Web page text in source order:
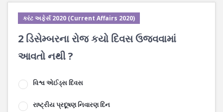
કરંટ અફેર્સ 2020 (Current Affairs 2020)
2 ડિસેમ્બરના રોજ કયો દિવસ ઉજવવામાં
આવતો નથી ?
વિશ્વ એઈડ્સ દિવસ
રાષ્ટ્રીય પ્રદૂષણ નિવારણ દિન